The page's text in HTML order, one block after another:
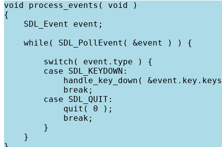
void process_events( void )
{
    SDL_Event event;
    while( SDL_PollEvent( &event ) ) {
        switch( event.type ) {
        case SDL_KEYDOWN:
handle_key_down(
            break;
        case SDL_QUIT:
            quit( 0 );
            break;
        }
    }